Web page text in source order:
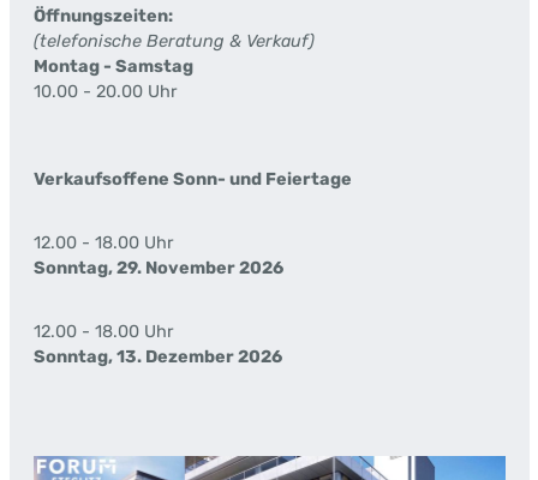
Öffnungszeiten:
(telefonische Beratung & Verkauf)
Montag - Samstag
10.00 - 20.00 Uhr
Verkaufsoffene Sonn- und Feiertage
12.00 - 18.00 Uhr
Sonntag, 29. November 2026
12.00 - 18.00 Uhr
Sonntag, 13. Dezember 2026
Bildergalerie überspringen